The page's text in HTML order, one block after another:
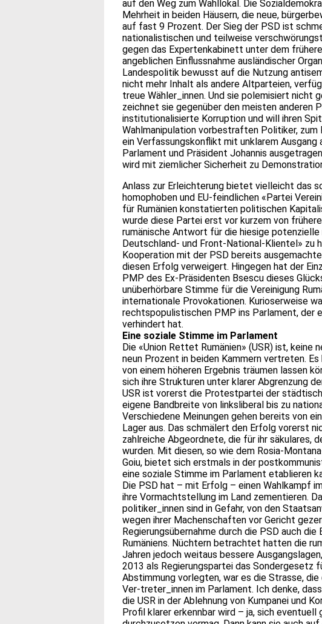
auf den Weg zum Wahllokal. Die
Mehrheit in beiden Häusern, die neue,
auf fast 9 Prozent. Der Sieg der PSD ist
nationalistischen und teilweise
gegen das Expertenkabinett unter dem
angeblichen Einflussnahme ausländischer
Landespolitik bewusst auf die Nutzung
nicht mehr Inhalt als andere Altparteien,
treue Wähler_innen. Und sie polemisiert nicht
zeichnet sie gegenüber den meisten anderen
institutionalisierte Korruption und will ihren
Wahlmanipulation vorbestraften Politiker,
ein Verfassungskonflikt mit unklarem Ausgang
Parlament und Präsident Johannis
wird mit ziemlicher Sicherheit zu
Anlass zur Erleichterung bietet vielleicht das
homophoben und EU-feindlichen «Partei
für Rumänien konstatierten politischen
wurde diese Partei erst vor kurzem von
rumänische Antwort für die hiesige
Deutschland- und Front-National-Klientel» zu
Kooperation mit der PSD bereits
diesen Erfolg verweigert. Hingegen hat der
PMP des Ex-Präsidenten Bsescu dieses
unüberhörbare Stimme für die Vereinigung
internationale Provokationen. Kurioserweise
rechtspopulistischen PMP ins Parlament, der
verhindert hat.
Eine soziale Stimme im Parlament
Die «Union Rettet Rumänien» (USR) ist, keine
neun Prozent in beiden Kammern vertreten.
von einem höheren Ergebnis träumen lassen
sich ihre Strukturen unter klarer Abgrenzung
USR ist vorerst die Protestpartei der
eigene Bandbreite von linksliberal bis zu
Verschiedene Meinungen gehen bereits von
Lager aus. Das schmälert den Erfolg vorerst
zahlreiche Abgeordnete, die für ihr säkulares,
wurden. Mit diesen, so wie dem Rosia-
Goiu, bietet sich erstmals in der
eine soziale Stimme im Parlament etablieren
Die PSD hat – mit Erfolg – einen Wahlkampf
ihre Vormachtstellung im Land zementieren.
politiker_innen sind in Gefahr, von den
wegen ihrer Machenschaften vor Gericht
Regierungsübernahme durch die PSD auch
Rumäniens. Nüchtern betrachtet hatten die
Jahren jedoch weitaus bessere
2013 als Regierungspartei das Sondergesetz
Abstimmung vorlegten, war es die Strasse,
Ver-treter_innen im Parlament. Ich denke,
die USR in der Ablehnung von Kumpanei und
Profil klarer erkennbar wird – ja, sich